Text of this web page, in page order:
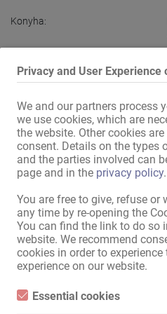
Privacy and User Experience
We and our partners process
we use cookies, which are
the website. Other cookies
consent. Details on the types
and the parties involved can
page and in the privacy policy.
You are free to give, refuse
any time by re-opening the
You can find the link to do so
website. We recommend
cookies in order to
experience on our website.
Essential cookies
Konyha:
Parkolás:
Fekvés:
közvetlen környezetében:
gyaloglásra):
Összes információ
Sziasztok Hölgyeim!